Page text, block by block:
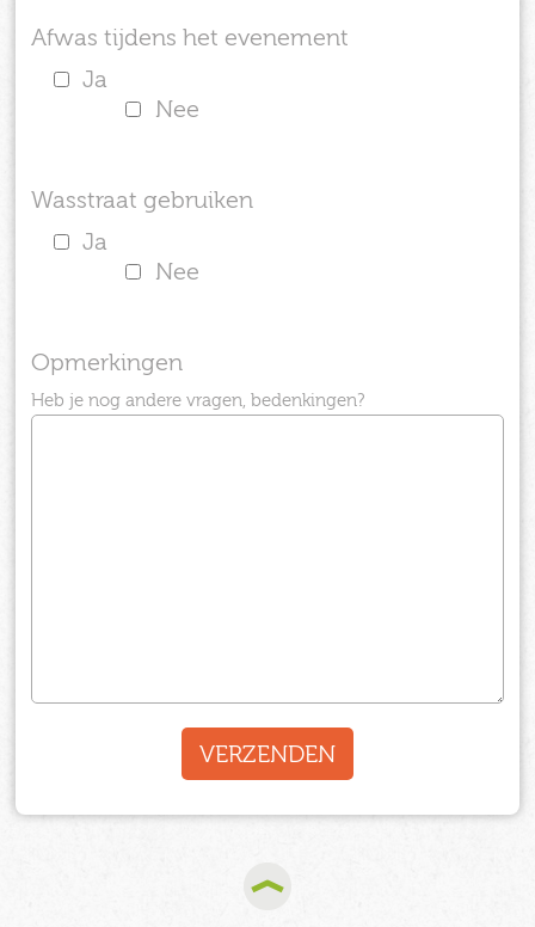
Afwas tijdens het evenement
Ja
Nee
Wasstraat gebruiken
Ja
Nee
Opmerkingen
Heb je nog andere vragen, bedenkingen?